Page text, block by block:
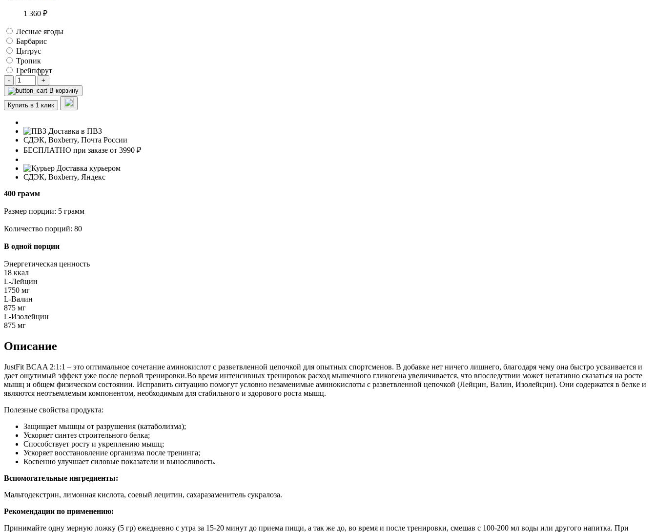
1 360 ₽
Лесные ягоды
Барбарис
Цитрус
Тропик
Грейпфрут
-
+
В корзину
Купить в 1 клик
Доставка в ПВЗ
СДЭК, Boxberry, Почта России
БЕСПЛАТНО при заказе от 3990 ₽
Доставка курьером
СДЭК, Boxberry, Яндекс
400 грамм
Размер порции: 5 грамм
Количество порций: 80
В одной порции
Энергетическая ценность
18 ккал
L-Лейцин
1750 мг
L-Валин
875 мг
L-Изолейцин
875 мг
Описание
JustFit BCAA 2:1:1 – это оптимальное сочетание аминокислот с разветвленной цепочкой для опытных спортсменов. В добавке нет ничего лишнего, благодаря чему она быстро усваивается и
дает ощутимый эффект уже после первой тренировки.Во время интенсивных тренировок расход мышечного гликогена увеличивается, что впоследствии может негативно сказаться на росте
мышц и общем физическом состоянии. Исправить ситуацию помогут условно незаменимые аминокислоты с разветвленной цепочкой (Лейцин, Валин, Изолейцин). Они содержатся в белке и
являются неотъемлемым компонентом, необходимым для стабильного и здорового роста мышц.
Полезные свойства продукта:
Защищает мышцы от разрушения (катаболизма);
Ускоряет синтез строительного белка;
Способствует росту и укреплению мышц;
Ускоряет восстановление организма после тренинга;
Косвенно улучшает силовые показатели и выносливость.
Вспомогательные ингредиенты:
Мальтодекстрин, лимонная кислота, соевый лецитин, сахаразаменитель сукралоза.
Рекомендации по применению:
Принимайте одну мерную ложку (5 гр) ежедневно с утра за 15-20 минут до приема пищи, а так же до, во время и после тренировки, смешав с 100-200 мл воды или другого напитка. При